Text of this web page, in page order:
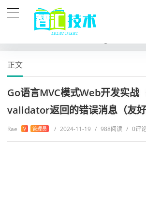
正文
Go语言MVC模式Web开发实战
validator返回的错误消息（友好
Rae V 管理员 / 2024-11-19 / 988阅读 / 0评